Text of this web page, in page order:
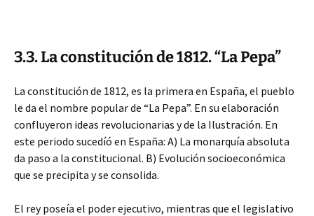
3.3. La constitución de 1812. “La Pepa”
La constitución de 1812, es la primera en España, el pueblo
le da el nombre popular de “La Pepa”. En su elaboración
confluyeron ideas revolucionarias y de la Ilustración. En
este periodo sucedíó en España: A) La monarquía absoluta
da paso a la constitucional. B) Evolución socioeconómica
que se precipita y se consolida.
El rey poseía el poder ejecutivo, mientras que el legislativo